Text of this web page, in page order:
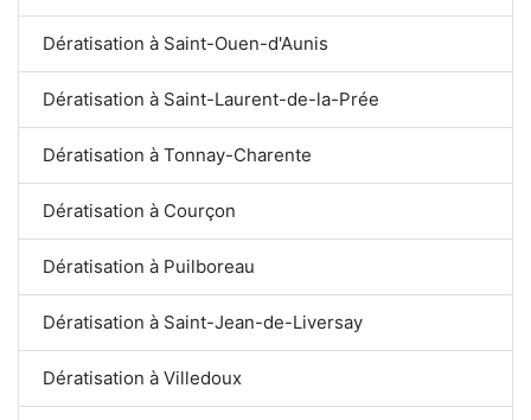
Dératisation à Saint-Ouen-d'Aunis
Dératisation à Saint-Laurent-de-la-Prée
Dératisation à Tonnay-Charente
Dératisation à Courçon
Dératisation à Puilboreau
Dératisation à Saint-Jean-de-Liversay
Dératisation à Villedoux